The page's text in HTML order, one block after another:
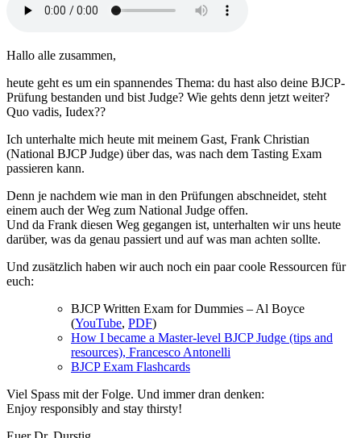
Hallo alle zusammen,
heute geht es um ein spannendes Thema: du hast also deine BJCP-
Prüfung bestanden und bist Judge? Wie gehts denn jetzt weiter?
Quo vadis, Iudex??
Ich unterhalte mich heute mit meinem Gast, Frank Christian
(National BJCP Judge) über das, was nach dem Tasting Exam
passieren kann.
Denn je nachdem wie man in den Prüfungen abschneidet, steht
einem auch der Weg zum National Judge offen.
Und da Frank diesen Weg gegangen ist, unterhalten wir uns heute
darüber, was da genau passiert und auf was man achten sollte.
Und zusätzlich haben wir auch noch ein paar coole Ressourcen für
euch:
BJCP Written Exam for Dummies – Al Boyce
(YouTube, PDF)
How I became a Master-level BJCP Judge (tips and
resources), Francesco Antonelli
BJCP Exam Flashcards
Viel Spass mit der Folge. Und immer dran denken:
Enjoy responsibly and stay thirsty!